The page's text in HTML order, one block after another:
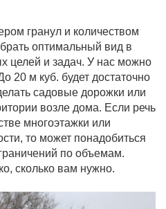
гранул и количеством
оптимальный вид в
целей и задач. У нас можно
20 м куб. будет достаточно
садовые дорожки или
возле дома. Если речь
многоэтажки или
то может понадобиться
по объемам.
сколько вам нужно.